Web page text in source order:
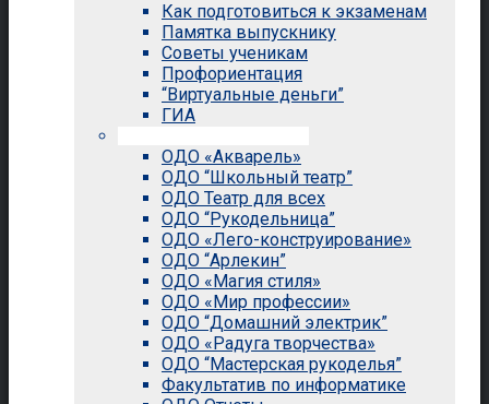
Как подготовиться к экзаменам
Памятка выпускнику
Советы ученикам
Профориентация
“Виртуальные деньги”
ГИА
ОДО «Акварель»
ОДО “Школьный театр”
ОДО Театр для всех
ОДО “Рукодельница”
ОДО «Лего-конструирование»
ОДО “Арлекин”
ОДО «Магия стиля»
ОДО «Мир профессии»
ОДО “Домашний электрик”
ОДО «Радуга творчества»
ОДО “Мастерская рукоделья”
Факультатив по информатике